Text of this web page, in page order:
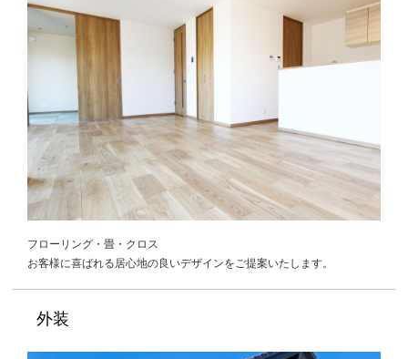
フローリング・畳・クロス
お客様に喜ばれる居心地の良いデザインをご提案いたします。
外装